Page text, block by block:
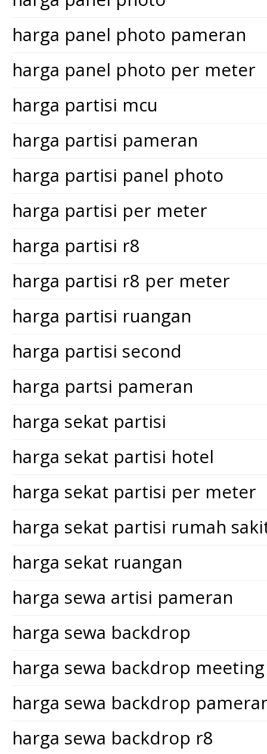
harga panel photo pameran
harga panel photo per meter
harga partisi mcu
harga partisi pameran
harga partisi panel photo
harga partisi per meter
harga partisi r8
harga partisi r8 per meter
harga partisi ruangan
harga partisi second
harga partsi pameran
harga sekat partisi
harga sekat partisi hotel
harga sekat partisi per meter
harga sekat partisi rumah
harga sekat ruangan
harga sewa artisi pameran
harga sewa backdrop
harga sewa backdrop meeting
harga sewa backdrop
harga sewa backdrop r8